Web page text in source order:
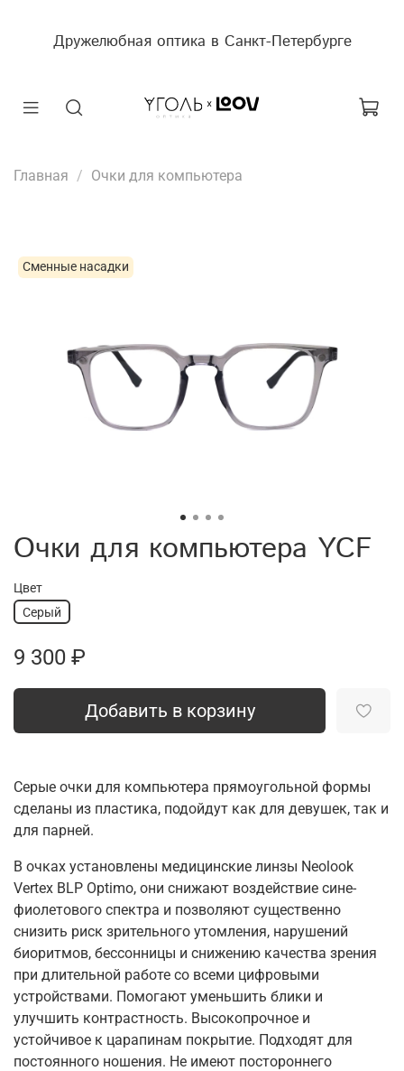
Дружелюбная оптика в Санкт-Петербурге
Главная Очки для компьютера
Сменные насадки
Очки для компьютера YCF
Цвет
Серый
9 300 ₽
Добавить в корзину
Серые очки для компьютера прямоугольной формы
сделаны из пластика, подойдут как для девушек, так и
для парней.
В очках установлены медицинские линзы Neolook
Vertex BLP Optimo, они снижают воздействие сине-
фиолетового спектра и позволяют существенно
снизить риск зрительного утомления, нарушений
биоритмов, бессонницы и снижению качества зрения
при длительной работе со всеми цифровыми
устройствами. Помогают уменьшить блики и
улучшить контрастность. Высокопрочное и
устойчивое к царапинам покрытие. Подходят для
постоянного ношения. Не имеют постороннего